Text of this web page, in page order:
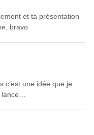
et ta présentation
bravo
c’est une idée que je